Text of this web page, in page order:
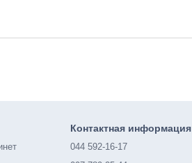
Контактная информация
044 592-16-17